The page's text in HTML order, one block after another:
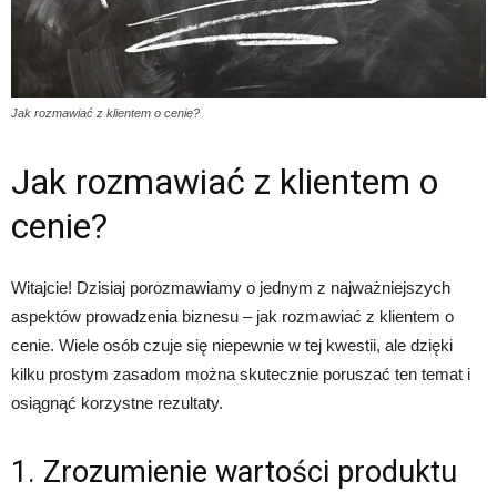
Jak rozmawiać z klientem o cenie?
Jak rozmawiać z klientem o
cenie?
Witajcie! Dzisiaj porozmawiamy o jednym z najważniejszych
aspektów prowadzenia biznesu – jak rozmawiać z klientem o
cenie. Wiele osób czuje się niepewnie w tej kwestii, ale dzięki
kilku prostym zasadom można skutecznie poruszać ten temat i
osiągnąć korzystne rezultaty.
1. Zrozumienie wartości produktu